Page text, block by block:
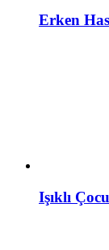
Erken
Işıklı